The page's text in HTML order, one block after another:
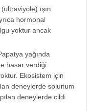
ışın
hormonal
yoktur ancak
yağında
hasar verdiği
Ekosistem için
deneylerde solunum
deneylerde cildi